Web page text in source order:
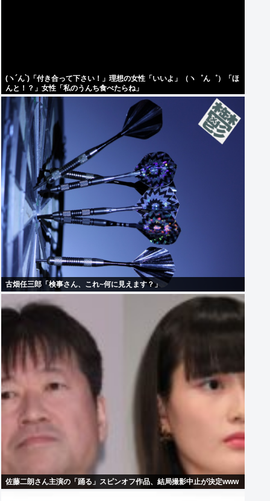
(ヽ´ん`)「付き合って下さい！」理想の女性「いいよ」（ヽ゜ん゜）「ほ
んと！？」女性「私のうんち食べたらね」
古畑任三郎「検事さん、これ~何に見えます？」
佐藤二朗さん主演の「踊る」スピンオフ作品、結局撮影中止が決定www